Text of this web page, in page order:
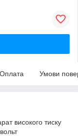
Оплата Умови
високого тиску